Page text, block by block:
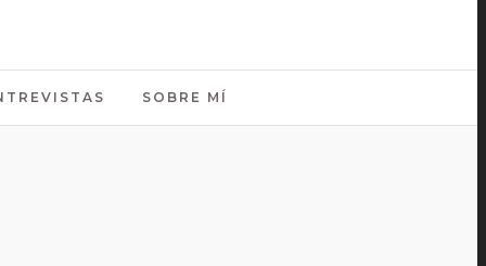
SOBRE MÍ